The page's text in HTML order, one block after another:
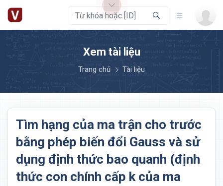
Xem tài liệu
Trang chủ Tài liệu
Tìm hạng của ma trận cho trước
bằng phép biến đổi Gauss và sử
dụng định thức bao quanh (định
thức con chính cấp k của ma